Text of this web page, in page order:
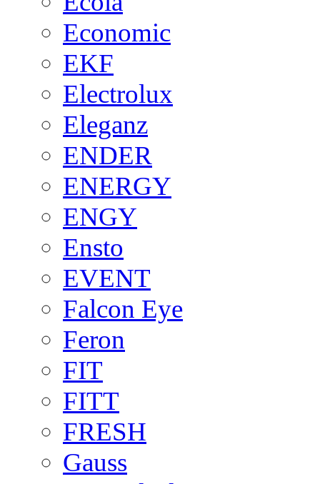
Economic
EKF
Electrolux
Eleganz
ENDER
ENERGY
ENGY
Ensto
EVENT
Falcon Eye
Feron
FIT
FITT
FRESH
Gauss